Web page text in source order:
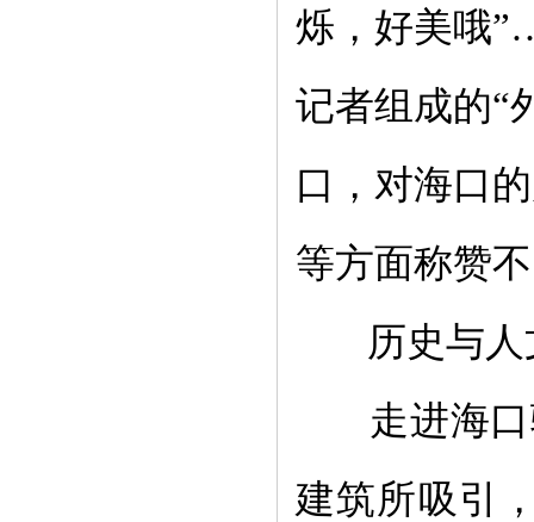
烁，好美哦
记者组成的“
口，对海口
等方面称赞
历史与
走进海
建筑所吸引